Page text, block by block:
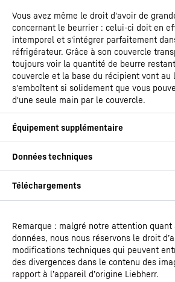
Vous avez même le droit d'avoir de
concernant le beurrier : celui-ci doit en
intemporel et s'intégrer parfaitement
réfrigérateur. Grâce à son couvercle
toujours voir la quantité de beurre
couvercle et la base du récipient vont au
s'emboîtent si solidement que vous
d'une seule main par le couvercle.
Type de modèle
EAN
Mode d'emploi
Remarque : malgré notre attention quant
données, nous nous réservons le droit
modifications techniques qui peuvent
des divergences dans le contenu des
rapport à l’appareil d’origine Liebherr.